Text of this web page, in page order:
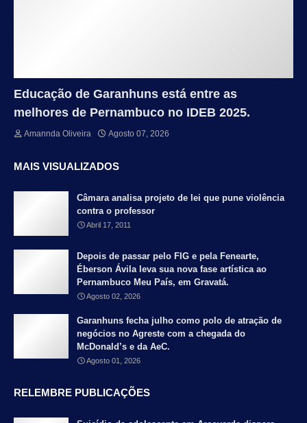
Educação de Garanhuns está entre as
melhores de Pernambuco no IDEB 2025.
Amannda Oliveira Agosto 07, 2026
MAIS VISUALIZADOS
Câmara analisa projeto de lei que pune violência
contra o professor
Abril 17, 2011
Depois de passar pelo FIG e pela Fenearte,
Éberson Ávila leva sua nova fase artística ao
Pernambuco Meu País, em Gravatá.
Agosto 02, 2026
Garanhuns fecha julho como polo de atração de
negócios no Agreste com a chegada do
McDonald’s e da AeC.
Agosto 01, 2026
RELEMBRE PUBLICAÇÕES